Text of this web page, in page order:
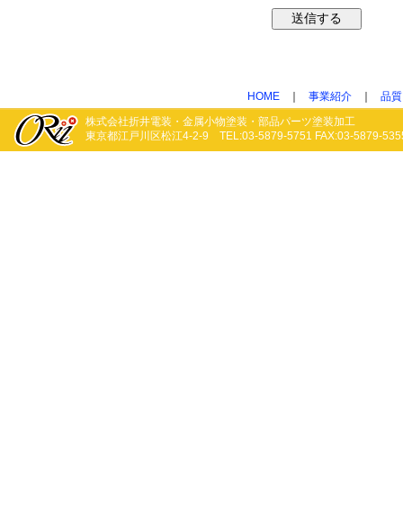
HOME 事業紹介
品
株式会社折井電装・金属小物塗装・部品パーツ塗装加工
東京都江戸川区松江4-2-9 TEL:03-5879-5751 FAX:03-5879-